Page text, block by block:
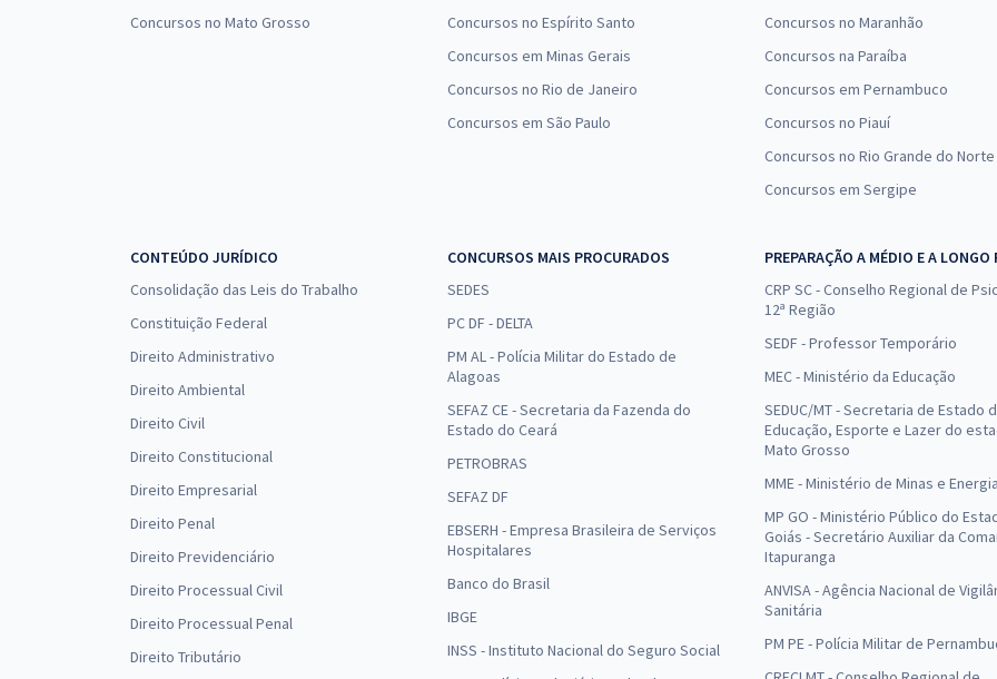
Concursos no Mato Grosso
Concursos no Espírito Santo
Concursos em Minas Gerais
Concursos no Rio de Janeiro
Concursos em São Paulo
Concursos no Maranhão
Concursos na Paraíba
Concursos em Pernambuco
Concursos no Piauí
Concursos no Rio Grande do Norte
Concursos em Sergipe
CONTEÚDO JURÍDICO
Consolidação das Leis do Trabalho
Constituição Federal
Direito Administrativo
Direito Ambiental
Direito Civil
Direito Constitucional
Direito Empresarial
Direito Penal
Direito Previdenciário
Direito Processual Civil
Direito Processual Penal
Direito Tributário
CONCURSOS MAIS PROCURADOS
SEDES
PC DF - DELTA
PM AL - Polícia Militar do Estado de
Alagoas
SEFAZ CE - Secretaria da Fazenda do
Estado do Ceará
PETROBRAS
SEFAZ DF
EBSERH - Empresa Brasileira de Serviços
Hospitalares
Banco do Brasil
IBGE
INSS - Instituto Nacional do Seguro Social
PREPARAÇÃO A MÉDIO E A LONGO
CRP SC - Conselho Regional de
12ª Região
SEDF - Professor Temporário
MEC - Ministério da Educação
SEDUC/MT - Secretaria de Estado
Educação, Esporte e Lazer do
Mato Grosso
MME - Ministério de Minas e
MP GO - Ministério Público do
Goiás - Secretário Auxiliar da
Itapuranga
ANVISA - Agência Nacional de
Sanitária
PM PE - Polícia Militar de